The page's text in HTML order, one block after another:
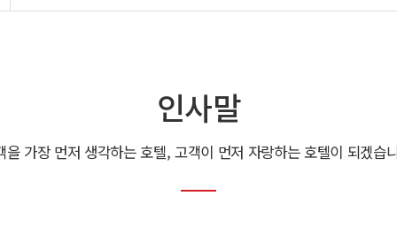
인사말
을 가장 먼저 생각하는 호텔, 고객이 먼저 자랑하는 호텔이 되겠습